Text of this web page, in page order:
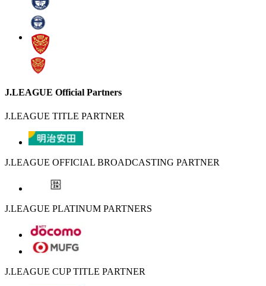
J.LEAGUE Official Partners
J.LEAGUE TITLE PARTNER
J.LEAGUE OFFICIAL BROADCASTING PARTNER
J.LEAGUE PLATINUM PARTNERS
J.LEAGUE CUP TITLE PARTNER